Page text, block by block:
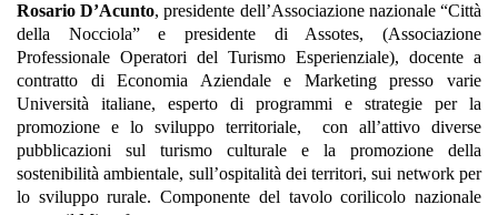
Rosario D’Acunto, presidente dell’Associazione nazionale “Città
della Nocciola” e presidente di Assotes, (Associazione
Professionale Operatori del Turismo Esperienziale), docente a
contratto di Economia Aziendale e Marketing presso varie
Università italiane, esperto di programmi e strategie per la
promozione e lo sviluppo territoriale, con all’attivo diverse
pubblicazioni sul turismo culturale e la promozione della
sostenibilità ambientale, sull’ospitalità dei territori, sui network per
lo sviluppo rurale. Componente del tavolo corilicolo nazionale